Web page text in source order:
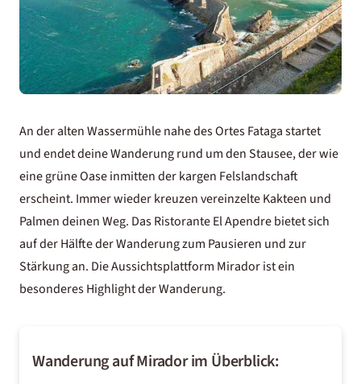
An der alten Wassermühle nahe des Ortes Fataga startet
und endet deine Wanderung rund um den Stausee, der wie
eine grüne Oase inmitten der kargen Felslandschaft
erscheint. Immer wieder kreuzen vereinzelte Kakteen und
Palmen deinen Weg. Das Ristorante El Apendre bietet sich
auf der Hälfte der Wanderung zum Pausieren und zur
Stärkung an. Die Aussichtsplattform Mirador ist ein
besonderes Highlight der Wanderung.
Wanderung auf Mirador im Überblick: